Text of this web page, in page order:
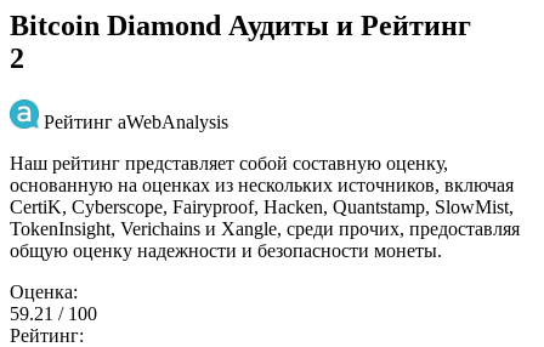
Bitcoin Diamond Аудиты и Рейтинг
2
Рейтинг aWebAnalysis
Наш рейтинг представляет собой составную оценку,
основанную на оценках из нескольких источников, включая
CertiK, Cyberscope, Fairyproof, Hacken, Quantstamp, SlowMist,
TokenInsight, Verichains и Xangle, среди прочих, предоставляя
общую оценку надежности и безопасности монеты.
Оценка:
59.21 / 100
Рейтинг: